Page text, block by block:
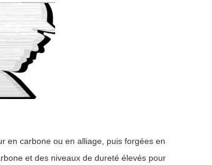
en carbone ou en alliage, puis forgées en
et des niveaux de dureté élevés pour